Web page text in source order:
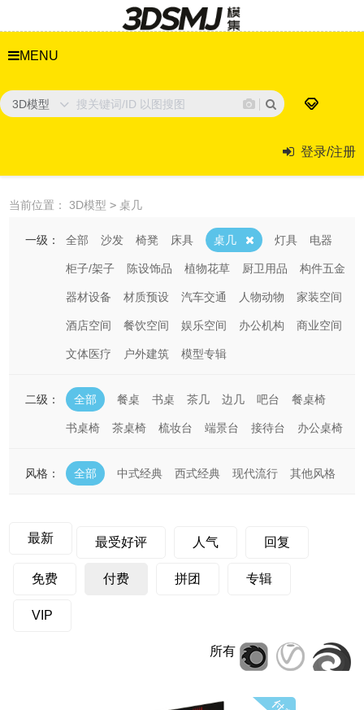
MENU
3D模型
登录/注册
当前位置： 3D模型 > 桌几
一级： 全部 沙发 椅凳 床具 桌几 灯具 电器
柜子/架子 陈设饰品 植物花草 厨卫用品 构件五金
器材设备 材质预设 汽车交通 人物动物 家装空间
酒店空间 餐饮空间 娱乐空间 办公机构 商业空间
文体医疗 户外建筑 模型专辑
二级： 全部 餐桌 书桌 茶几 边几 吧台 餐桌椅
书桌椅 茶桌椅 梳妆台 端景台 接待台 办公桌椅
风格： 全部 中式经典 西式经典 现代流行 其他风格
最新 最受好评 人气 回复
免费 付费 拼团 专辑
VIP
所有